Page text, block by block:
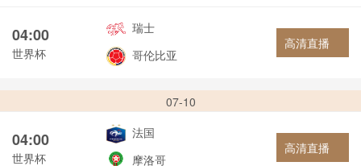
04:00
世界杯
瑞士
哥伦比亚
高清直播
07-10
04:00
世界杯
法国
摩洛哥
高清直播